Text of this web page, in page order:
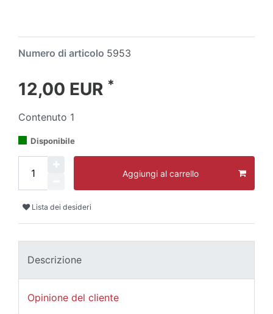
Numero di articolo 5953
12,00 EUR *
Contenuto 1
Disponibile
Aggiungi al carrello
Lista dei desideri
Descrizione
Opinione del cliente